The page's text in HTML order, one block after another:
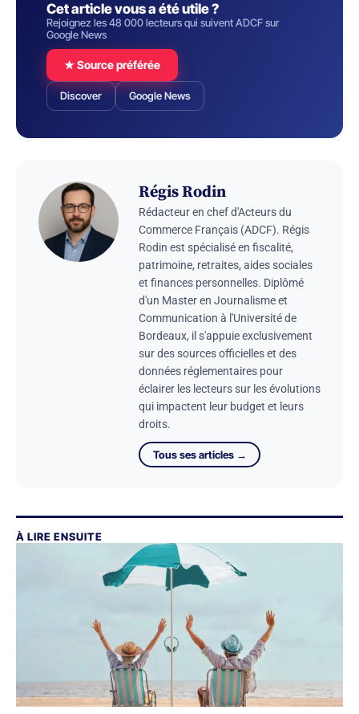
Cet article vous a été utile ?
Rejoignez les 48 000 lecteurs qui suivent ADCF sur
Google News
★ Source préférée
Discover Google News
Régis Rodin
Rédacteur en chef d'Acteurs du
Commerce Français (ADCF). Régis
Rodin est spécialisé en fiscalité,
patrimoine, retraites, aides sociales
et finances personnelles. Diplômé
d'un Master en Journalisme et
Communication à l'Université de
Bordeaux, il s'appuie exclusivement
sur des sources officielles et des
données réglementaires pour
éclairer les lecteurs sur les évolutions
qui impactent leur budget et leurs
droits.
Tous ses articles →
À LIRE ENSUITE